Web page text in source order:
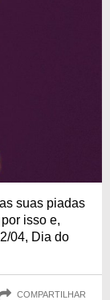
suas piadas
isso e,
04, Dia do
COMPARTILHAR